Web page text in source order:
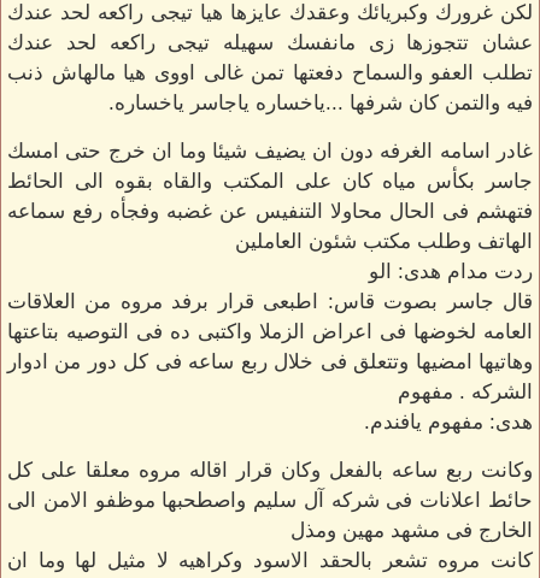
لكن غرورك وكبريائك وعقدك عايزها هيا تيجى راكعه لحد عندك
عشان تتجوزها زى مانفسك سهيله تيجى راكعه لحد عندك
تطلب العفو والسماح دفعتها تمن غالى اووى هيا مالهاش ذنب
فيه والتمن كان شرفها ...ياخساره ياجاسر ياخساره.
غادر اسامه الغرفه دون ان يضيف شيئا وما ان خرج حتى امسك
جاسر بكأس مياه كان على المكتب والقاه بقوه الى الحائط
فتهشم فى الحال محاولا التنفيس عن غضبه وفجأه رفع سماعه
الهاتف وطلب مكتب شئون العاملين
ردت مدام هدى: الو
قال جاسر بصوت قاس: اطبعى قرار برفد مروه من العلاقات
العامه لخوضها فى اعراض الزملا واكتبى ده فى التوصيه بتاعتها
وهاتيها امضيها وتتعلق فى خلال ربع ساعه فى كل دور من ادوار
الشركه . مفهوم
هدى: مفهوم يافندم.
وكانت ربع ساعه بالفعل وكان قرار اقاله مروه معلقا على كل
حائط اعلانات فى شركه آل سليم واصطحبها موظفو الامن الى
الخارج فى مشهد مهين ومذل
كانت مروه تشعر بالحقد الاسود وكراهيه لا مثيل لها وما ان